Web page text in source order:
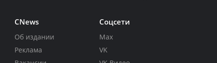
CNews
Об издании
Реклама
Соцсети
Max
VK